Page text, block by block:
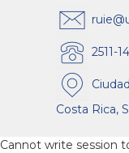
2511-
Costa Rica,
Cannot write session